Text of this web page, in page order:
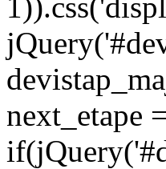
next_etape